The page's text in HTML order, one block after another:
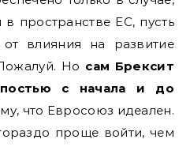
в пространстве ЕС, пусть
влияния на развитие
Но сам Брексит
с начала и до
что Евросоюз идеален.
проще войти, чем